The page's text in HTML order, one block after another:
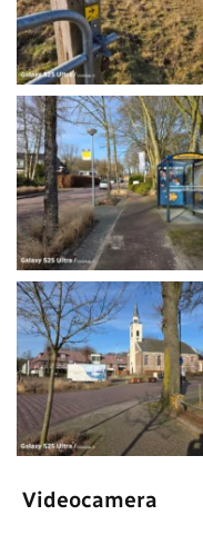
Videocamera